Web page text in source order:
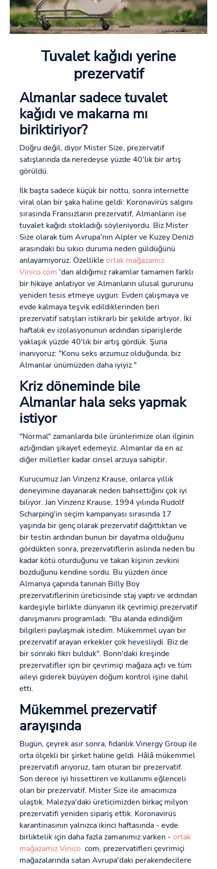
Tuvalet kağıdı yerine
prezervatif
Almanlar sadece tuvalet
kağıdı ve makarna mı
biriktiriyor?
Doğru değil, diyor Mister Size, prezervatif
satışlarında da neredeyse yüzde 40'lık bir artış
görüldü.
İlk başta sadece küçük bir nottu, sonra internette
viral olan bir şaka haline geldi: Koronavirüs salgını
sırasında Fransızların prezervatif, Almanların ise
tuvalet kağıdı stokladığı söyleniyordu. Biz Mister
Size olarak tüm Avrupa'nın Alpler ve Kuzey Denizi
arasındaki bu sıkıcı duruma neden güldüğünü
anlayamıyoruz. Özellikle ortak mağazamız
Vinico.com 'dan aldığımız rakamlar tamamen farklı
bir hikaye anlatıyor ve Almanların ulusal gururunu
yeniden tesis etmeye uygun: Evden çalışmaya ve
evde kalmaya teşvik edildiklerinden beri
prezervatif satışları istikrarlı bir şekilde artıyor. İki
haftalık ev izolasyonunun ardından siparişlerde
yaklaşık yüzde 40'lık bir artış gördük. Şuna
inanıyoruz: "Konu seks arzumuz olduğunda, biz
Almanlar ünümüzden daha iyiyiz."
Kriz döneminde bile
Almanlar hala seks yapmak
istiyor
"Normal" zamanlarda bile ürünlerimize olan ilginin
azlığından şikayet edemeyiz. Almanlar da en az
diğer milletler kadar cinsel arzuya sahiptir.
Kurucumuz Jan Vinzenz Krause, onlarca yıllık
deneyimine dayanarak neden bahsettiğini çok iyi
biliyor. Jan Vinzenz Krause, 1994 yılında Rudolf
Scharping'in seçim kampanyası sırasında 17
yaşında bir genç olarak prezervatif dağıttıktan ve
bir testin ardından bunun bir dayatma olduğunu
gördükten sonra, prezervatiflerin aslında neden bu
kadar kötü oturduğunu ve takan kişinin zevkini
bozduğunu kendine sordu. Bu yüzden önce
Almanya çapında tanınan Billy Boy
prezervatiflerinin üreticisinde staj yaptı ve ardından
kardeşiyle birlikte dünyanın ilk çevrimiçi prezervatif
danışmanını programladı. "Bu alanda edindiğim
bilgileri paylaşmak istedim. Mükemmel uyan bir
prezervatif arayan erkekler çok hevesliydi. Biz de
bir sonraki fikri bulduk". Bonn'daki kreşinde
prezervatifler için bir çevrimiçi mağaza açtı ve tüm
aileyi giderek büyüyen doğum kontrol işine dahil
etti.
Mükemmel prezervatif
arayışında
Bugün, çeyrek asır sonra, fidanlık Vinergy Group ile
orta ölçekli bir şirket haline geldi. Hâlâ mükemmel
prezervatifi arıyoruz, tam oturan bir prezervatif.
Son derece iyi hissettiren ve kullanımı eğlenceli
olan bir prezervatif. Mister Size ile amacımıza
ulaştık. Malezya'daki üreticimizden birkaç milyon
prezervatifi yeniden sipariş ettik. Koronavirüs
karantinasının yalnızca ikinci haftasında - evde
birliktelik için daha fazla zamanımız varken - ortak
mağazamız Vinico. com, prezervatifleri çevrimiçi
mağazalarında satan Avrupa'daki perakendecilere